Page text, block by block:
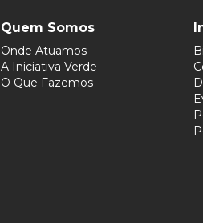
Quem Somos
Onde Atuamos
A Iniciativa Verde
O Que Fazemos